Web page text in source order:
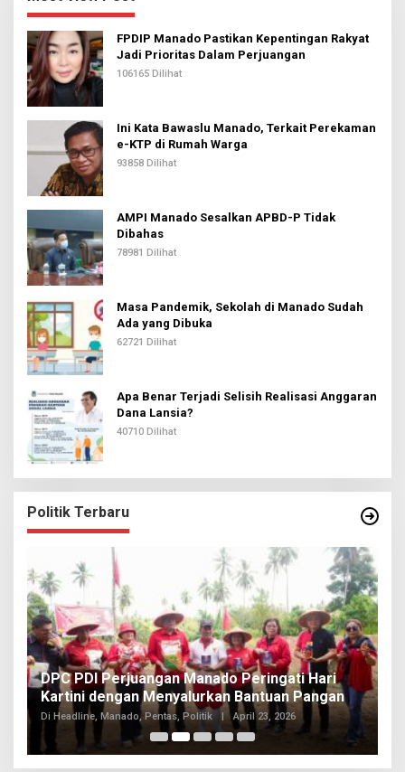
FPDIP Manado Pastikan Kepentingan Rakyat
Jadi Prioritas Dalam Perjuangan
106165 Dilihat
Ini Kata Bawaslu Manado, Terkait Perekaman
e-KTP di Rumah Warga
93858 Dilihat
AMPI Manado Sesalkan APBD-P Tidak
Dibahas
78981 Dilihat
Masa Pandemik, Sekolah di Manado Sudah
Ada yang Dibuka
62721 Dilihat
Apa Benar Terjadi Selisih Realisasi Anggaran
Dana Lansia?
40710 Dilihat
Politik Terbaru
DPC PDI Perjuangan Manado Peringati Hari
Kartini dengan Menyalurkan Bantuan Pangan
Di Headline, Manado, Pentas, Politik April 23, 2026